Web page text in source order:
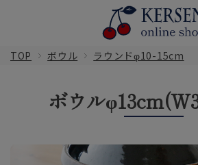
TOP ボウル ラウンドφ10-15cm
ボウル